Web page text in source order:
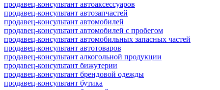
продавец-консультант автоаксессуаров
продавец-консультант автозапчастей
продавец-консультант автомобилей
продавец-консультант автомобилей с пробегом
продавец-консультант автомобильных запасных частей
продавец-консультант автотоваров
продавец-консультант алкогольной продукции
продавец-консультант бижутерии
продавец-консультант брендовой одежды
продавец-консультант бутика